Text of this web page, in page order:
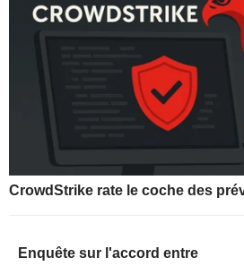
CrowdStrike rate le coche des
Enquête sur l'accord entre